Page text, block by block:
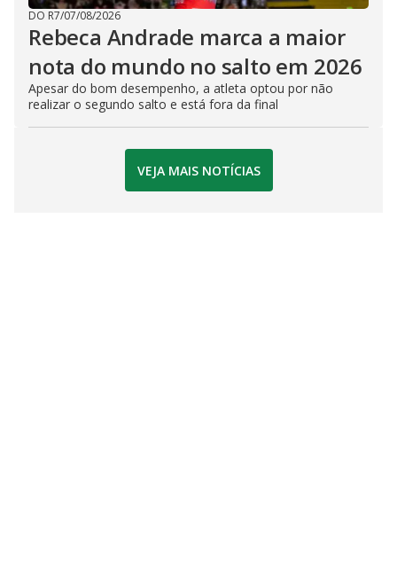
DO R7/07/08/2026
Rebeca Andrade marca a maior
nota do mundo no salto em 2026
Apesar do bom desempenho, a atleta optou por não
realizar o segundo salto e está fora da final
VEJA MAIS NOTÍCIAS